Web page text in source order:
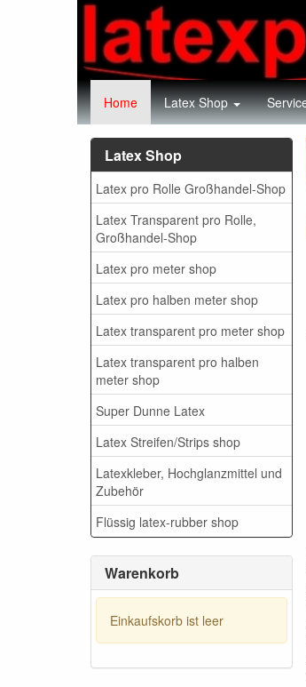
Home Latex Shop
Latex Shop
Latex pro Rolle Großhandel-Shop
Latex Transparent pro Rolle,
Großhandel-Shop
Latex pro meter shop
Latex pro halben meter shop
Latex transparent pro meter shop
Latex transparent pro halben
meter shop
Super Dunne Latex
Latex Streifen/Strips shop
Latexkleber, Hochglanzmittel und
Zubehör
Flüssig latex-rubber shop
Warenkorb
Einkaufskorb ist leer